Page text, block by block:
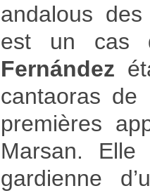
andalous
est un cas
Fernández
cantaoras
premières
Marsan. Elle
gardienne